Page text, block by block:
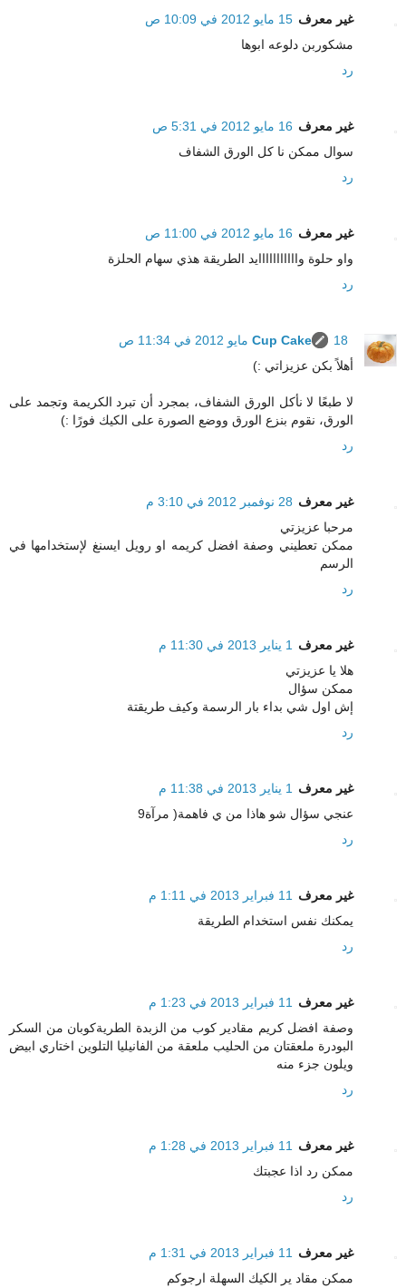
غير معرف 15 مايو 2012 في 10:09 ص
مشكوربن دلوعه ابوها
رد
غير معرف 16 مايو 2012 في 5:31 ص
سوال ممكن نا كل الورق الشفاف
رد
غير معرف 16 مايو 2012 في 11:00 ص
واو حلوة وااااااااااايد الطريقة هذي سهام الحلزة
رد
Cup Cake
18 مايو 2012 في 11:34 ص
أهلاً بكن عزيزاتي :)
لا طبعًا لا نأكل الورق الشفاف، بمجرد أن تبرد الكريمة وتجمد على
الورق، نقوم بنزع الورق ووضع الصورة على الكيك فورًا :)
رد
غير معرف 28 نوفمبر 2012 في 3:10 م
مرحبا عزيزتي
ممكن تعطيني وصفة افضل كريمه او رويل ايسنغ لإستخدامها في
الرسم
رد
غير معرف
1 يناير 2013 في 11:30 م
هلا يا عزيزتي
ممكن سؤال
إش اول شي بداء بار الرسمة وكيف طريقتة
رد
غير معرف
1 يناير 2013 في 11:38 م
عنجي سؤال شو هاذا من ي فاهمة( مرآة9
رد
غير معرف
11 فبراير 2013 في 1:11 م
يمكنك نفس استخدام الطريقة
رد
غير معرف
11 فبراير 2013 في 1:23 م
وصفة افضل كريم مقادير كوب من الزبدة الطريةكوبان من السكر
البودرة ملعقتان من الحليب ملعقة من الفانيليا التلوين اختاري ابيض
ويلون جزء منه
رد
غير معرف
11 فبراير 2013 في 1:28 م
ممكن رد اذا عجبتك
رد
غير معرف
11 فبراير 2013 في 1:31 م
ممكن مقاد ير الكيك السهلة ارجوكم